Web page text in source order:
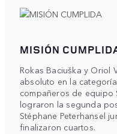
MISIÓN
Rokas Baciuška y Oriol
absoluto en la
compañeros de equipo
lograron la segunda
Stéphane Peterhansel
finalizaron cuartos.